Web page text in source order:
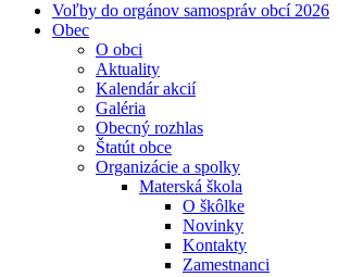
Voľby do orgánov samospráv obcí 2026
Obec
O obci
Aktuality
Kalendár akcií
Galéria
Obecný rozhlas
Štatút obce
Organizácie a spolky
Materská škola
O škôlke
Novinky
Kontakty
Zamestnanci